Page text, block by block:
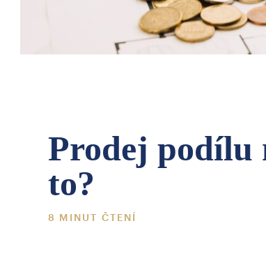
Prodej podílu
to?
8 MINUT ČTENÍ